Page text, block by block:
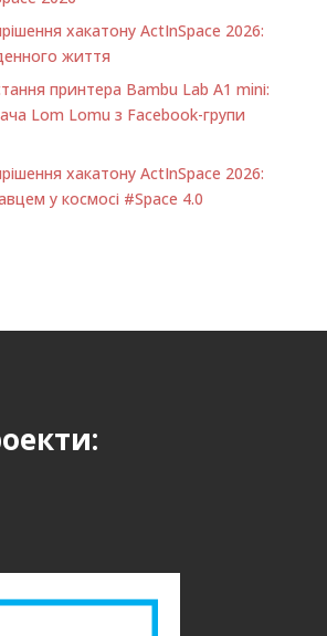
хакатону ActInSpace 2026:
життя
принтера Bambu Lab A1 minі:
Lom Lomu з Facebook-групи
хакатону ActInSpace 2026:
у космосі #Space 4.0